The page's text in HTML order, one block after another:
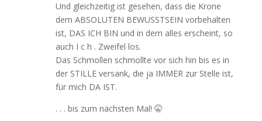
Und gleichzeitig ist gesehen, dass die Krone
dem ABSOLUTEN BEWUSSTSEIN vorbehalten
ist, DAS ICH BIN und in dem alles erscheint, so
auch I c h . Zweifel los.
Das Schmollen schmollte vor sich hin bis es in
der STILLE versank, die ja IMMER zur Stelle ist,
für mich DA IST.
. . . bis zum nächsten Mal! 🤫